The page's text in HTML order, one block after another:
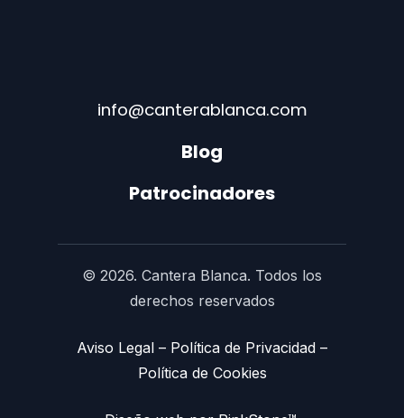
info@canterablanca.com
Blog
Patrocinadores
© 2026. Cantera Blanca. Todos los
derechos reservados
Aviso Legal – Política de Privacidad –
Política de Cookies